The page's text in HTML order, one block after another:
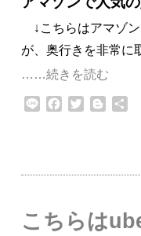
↓こちらはアマゾ
が、奥行きを非常に
……続きを読む
Line Facebook
Twitter
こちらは